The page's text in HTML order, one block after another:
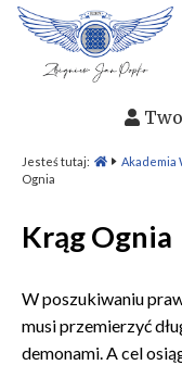
Jesteś tutaj: Akademia
Ognia
Krąg Ognia
W poszukiwaniu
musi przemierzyć
demonami. A cel